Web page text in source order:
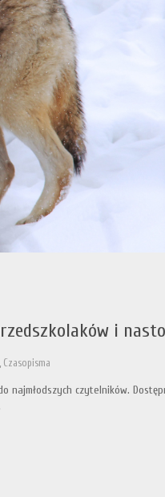
i
Czasopisma
najmłodszych czytelników.